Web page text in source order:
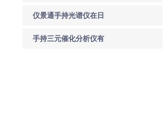
在汽车催化剂回收的应
用
仪景通手持光谱仪在日
常金属用品制造检测中
手持三元催化分析仪有